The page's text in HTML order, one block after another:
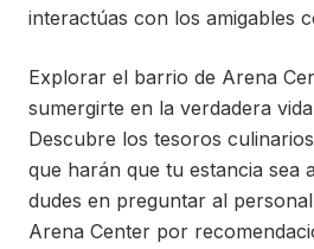
interactúas con los amigables
Explorar el barrio de Arena
sumergirte en la verdadera
Descubre los tesoros
que harán que tu estancia sea
dudes en preguntar al
Arena Center por